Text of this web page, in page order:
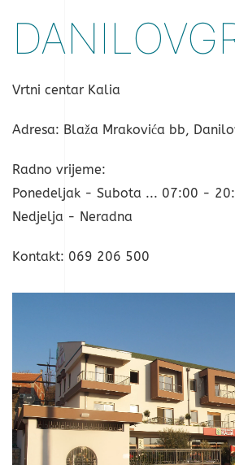
Vrtni centar Kalia
Adresa: Blaža Mrakovića bb,
Radno vrijeme:
Ponedeljak - Subota ... 07:00 -
Nedjelja - Neradna
Kontakt: 069 206 500